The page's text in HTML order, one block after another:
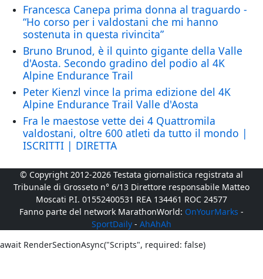
Francesca Canepa prima donna al traguardo -
“Ho corso per i valdostani che mi hanno
sostenuta in questa rivincita”
Bruno Brunod, è il quinto gigante della Valle
d'Aosta. Secondo gradino del podio al 4K
Alpine Endurance Trail
Peter Kienzl vince la prima edizione del 4K
Alpine Endurance Trail Valle d'Aosta
Fra le maestose vette dei 4 Quattromila
valdostani, oltre 600 atleti da tutto il mondo |
ISCRITTI | DIRETTA
© Copyright 2012-2026 Testata giornalistica registrata al
Tribunale di Grosseto n° 6/13 Direttore responsabile Matteo
Moscati P.I. 01552400531 REA 134461 ROC 24577
Fanno parte del network MarathonWorld: OnYourMarks -
SportDaily - AhAhAh
await RenderSectionAsync("Scripts", required: false)